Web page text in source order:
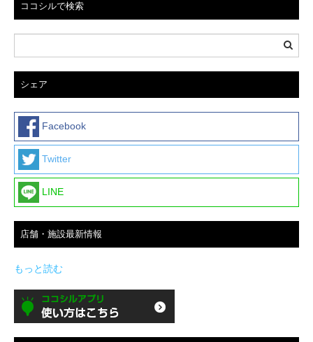
ココシルで検索
シェア
Facebook
Twitter
LINE
店舗・施設最新情報
もっと読む